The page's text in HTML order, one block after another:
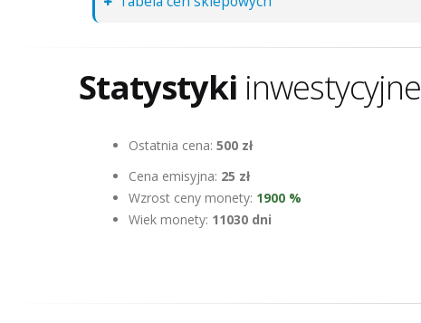
Statystyki inwestycyjne
Ostatnia cena: 500 zł
Cena emisyjna: 25 zł
Wzrost ceny monety: 1900 %
Wiek monety: 11030 dni